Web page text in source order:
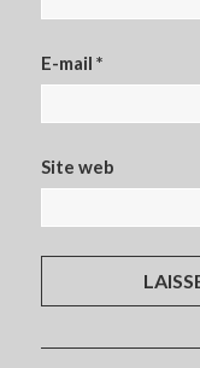
E-mail*
Site web